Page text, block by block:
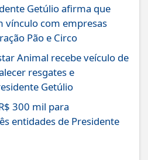
Getúlio afirma que
vínculo com empresas
Pão e Circo
Animal recebe veículo de
resgates e
Getúlio
300 mil para
entidades de Presidente